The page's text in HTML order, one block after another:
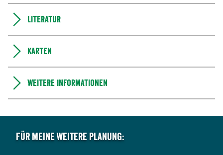
Literatur
Karten
Weitere Informationen
Für meine weitere Planung: